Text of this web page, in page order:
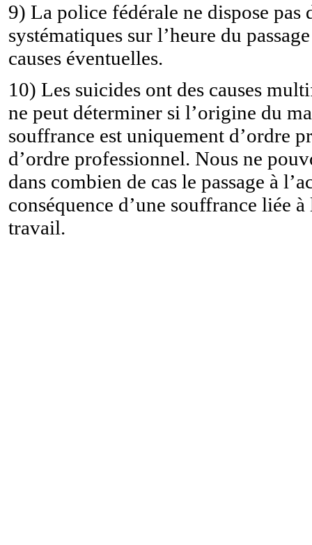
9) La police fédérale ne dispose pas
systématiques sur l’heure du
causes éventuelles.
10) Les suicides ont des causes
ne peut déterminer si l’origine du
souffrance est uniquement d’ordre
d’ordre professionnel. Nous ne
dans combien de cas le passage à
conséquence d’une souffrance liée à
travail.